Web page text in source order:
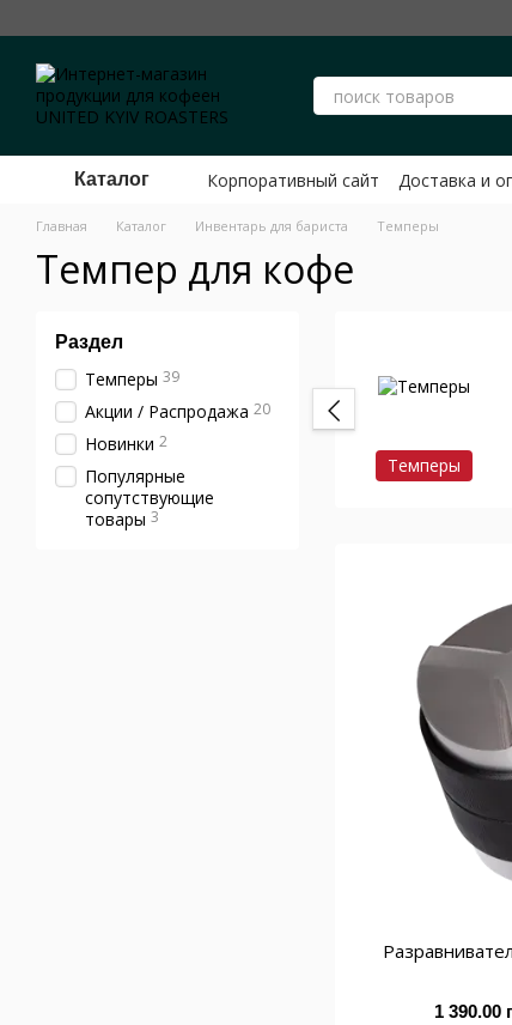
Каталог Корпоративный сайт Доставка и
Главная Каталог Инвентарь для бариста Темперы
Темпер для кофе
Темперы
1 390.00
Раздел
Темперы 39
Акции / Распродажа 20
Новинки 2
Популярные
сопутствующие
товары 3